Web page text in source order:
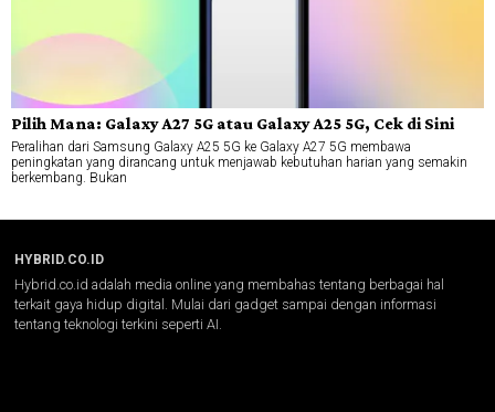
Pilih Mana: Galaxy A27 5G atau Galaxy A25 5G, Cek di Sini
Peralihan dari Samsung Galaxy A25 5G ke Galaxy A27 5G membawa
peningkatan yang dirancang untuk menjawab kebutuhan harian yang semakin
berkembang. Bukan
HYBRID.CO.ID
Hybrid.co.id adalah media online yang membahas tentang berbagai hal
terkait gaya hidup digital. Mulai dari gadget sampai dengan informasi
tentang teknologi terkini seperti AI.